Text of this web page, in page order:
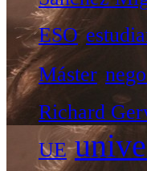
ESO
Máster
Richard
UE